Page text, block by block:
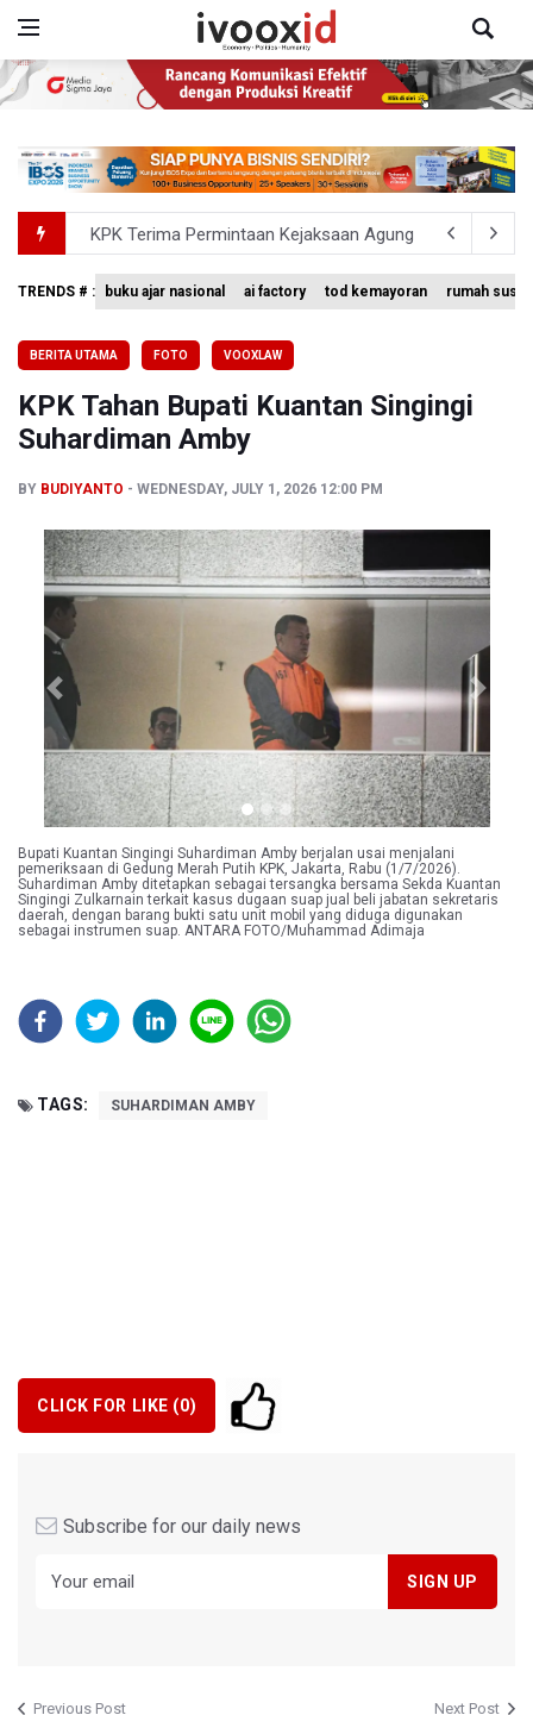
KPK Terima Permintaan Kejaksaan Agung Periksa
Bank Indonesia Sebut Cadangan Devisa Akhir Juli
Penjelasan Kemenkes: Pasien BPJS Kesehatan Viral
Terkait Temuan 995 Pucuk Senjata, Yayasan Sekolah:
TRENDS # : buku ajar nasional ai factory tod kemayoran rumah
BERITA UTAMA FOTO VOOXLAW
KPK Tahan Bupati Kuantan Singingi
Suhardiman Amby
BY BUDIYANTO WEDNESDAY, JULY 1, 2026 12:00 PM
Previous Next
Bupati Kuantan Singingi Suhardiman Amby berjalan usai menjalani
pemeriksaan di Gedung Merah Putih KPK, Jakarta, Rabu (1/7/2026).
Suhardiman Amby ditetapkan sebagai tersangka bersama Sekda Kuantan
Singingi Zulkarnain terkait kasus dugaan suap jual beli jabatan sekretaris
daerah, dengan barang bukti satu unit mobil yang diduga digunakan
sebagai instrumen suap. ANTARA FOTO/Muhammad Adimaja
TAGS: SUHARDIMAN AMBY
CLICK FOR LIKE (0)
Subscribe for our daily news
Previous Post Next Post